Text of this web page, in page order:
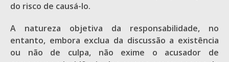
do risco de causá-lo.
A natureza objetiva da responsabilidade, no
entanto, embora exclua da discussão a existência
ou não de culpa, não exime o acusador de